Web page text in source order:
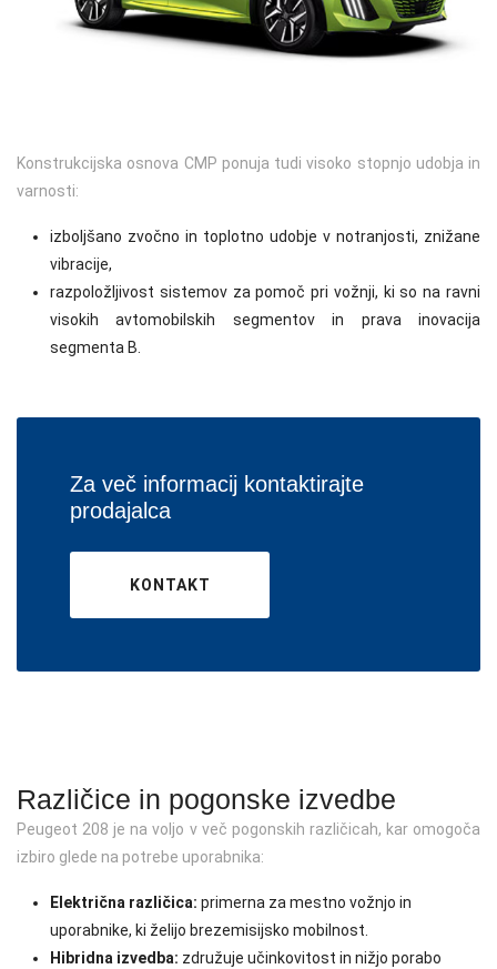
Konstrukcijska osnova CMP ponuja tudi visoko stopnjo udobja in
varnosti:
izboljšano zvočno in toplotno udobje v notranjosti, znižane
vibracije,
razpoložljivost sistemov za pomoč pri vožnji, ki so na ravni
visokih avtomobilskih segmentov in prava inovacija
segmenta B.
Za več informacij kontaktirajte
prodajalca
KONTAKT
Različice in pogonske izvedbe
Peugeot 208 je na voljo v več pogonskih različicah, kar omogoča
izbiro glede na potrebe uporabnika:
Električna različica: primerna za mestno vožnjo in
uporabnike, ki želijo brezemisijsko mobilnost.
Hibridna izvedba: združuje učinkovitost in nižjo porabo